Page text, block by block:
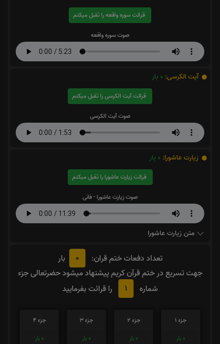
قرائت سوره واقعه را تقبل میکنم
صوت سوره واقعه
آیت الکرسی: 0 بار
قرائت آیت الکرسی را تقبل میکنم
صوت آیت الکرسی
زیارت عاشورا: 0 بار
قرائت زیارت عاشورا را تقبل میکنم
صوت زیارت عاشورا - فانی
متن زیارت عاشورا
تعداد دفعات ختم قران: 0
بار
جهت تسریع در ختم قرآن کریم پیشنهاد میشود حضرتعالی جزء
شماره
1 را قرائت بفرمایید
جزء 1
0 بار
جزء 2
0 بار
جزء 3
0 بار
جزء 4
0 بار